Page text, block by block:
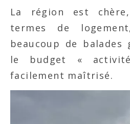
La région est
termes de
beaucoup de
le budget «
facilement maîtrisé.